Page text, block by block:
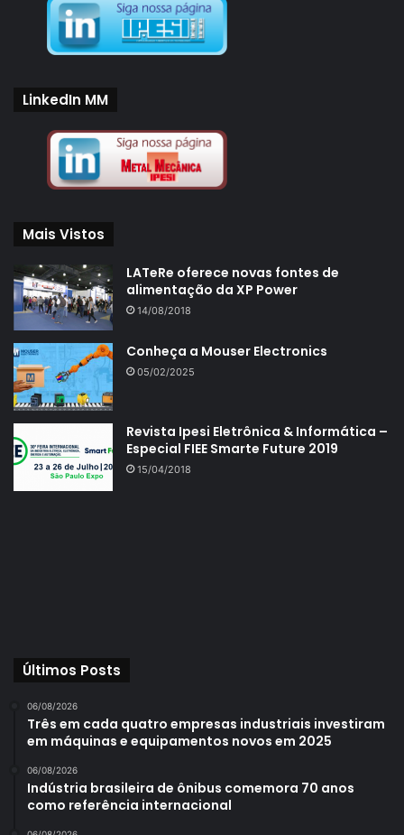
LinkedIn MM
Mais Vistos
LATeRe oferece novas fontes de
alimentação da XP Power
14/08/2018
Conheça a Mouser Electronics
05/02/2025
Revista Ipesi Eletrônica & Informática –
Especial FIEE Smarte Future 2019
15/04/2018
Últimos Posts
06/08/2026
Três em cada quatro empresas industriais investiram
em máquinas e equipamentos novos em 2025
06/08/2026
Indústria brasileira de ônibus comemora 70 anos
como referência internacional